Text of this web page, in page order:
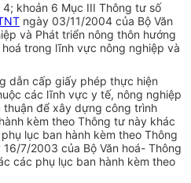
khoản 6 Mục III Thông tư số
ngày 03/11/2004 của Bộ Văn
và Phát triển nông thôn hướng
trong lĩnh vực nông nghiệp và
dẫn cấp giấy phép thực hiện
các lĩnh vực y tế, nông nghiệp
để xây dựng công trình
kèm theo Thông tư này khác
lục ban hành kèm theo Thông
16/7/2003 của Bộ Văn hoá- Thông
các phụ lục ban hành kèm theo